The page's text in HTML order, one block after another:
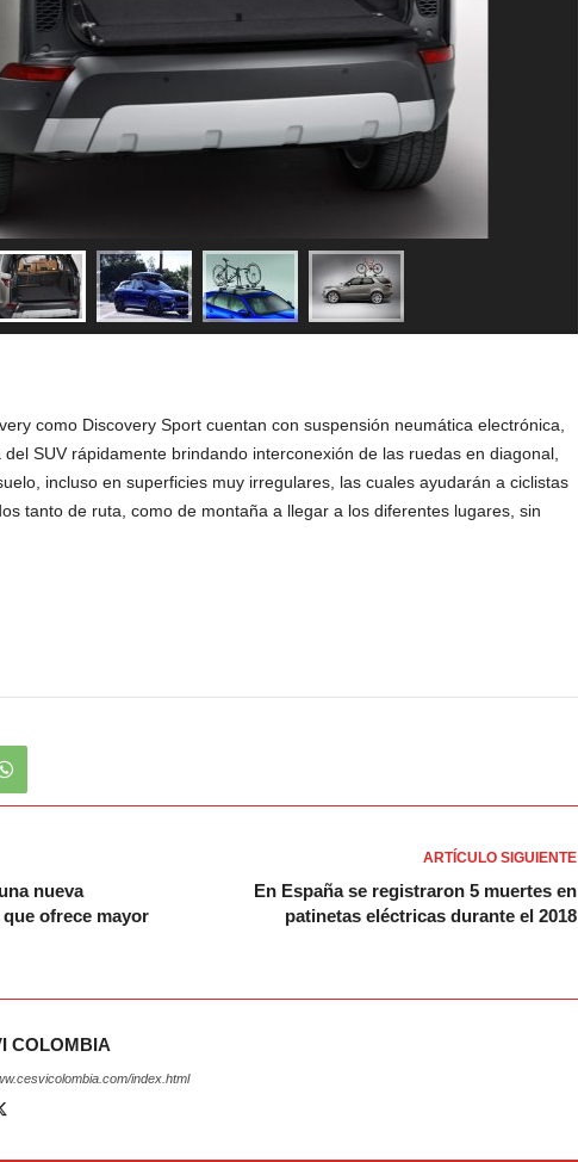
como Discovery Sport cuentan con suspensión neumática electrónica,
SUV rápidamente brindando interconexión de las ruedas en diagonal,
incluso en superficies muy irregulares, las cuales ayudarán a ciclistas
tanto de ruta, como de montaña a llegar a los diferentes lugares, sin
nueva
ofrece mayor
ARTÍCULO SIGUIENTE
En España se registraron 5 muertes en
patinetas eléctricas durante el 2018
COLOMBIA
index.html